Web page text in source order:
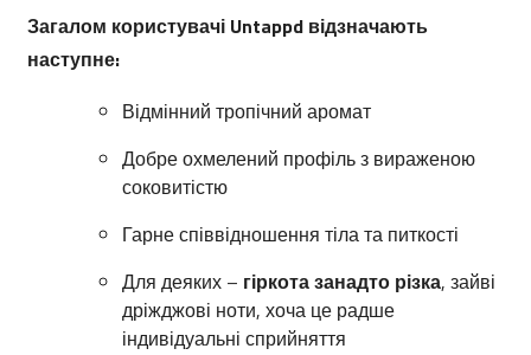
Загалом користувачі Untappd відзначають
наступне:
Відмінний тропічний аромат
Добре охмелений профіль з вираженою
соковитістю
Гарне співвідношення тіла та питкості
Для деяких – гіркота занадто різка, зайві
дріжджові ноти, хоча це радше
індивідуальні сприйняття